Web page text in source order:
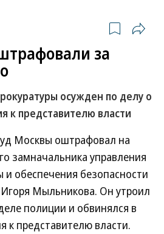
за
осужден по делу о
к представителю власти
Москвы оштрафовал на
замначальника управления
обеспечения безопасности
Мыльникова. Он утроил
полиции и обвинялся в
к представителю власти.